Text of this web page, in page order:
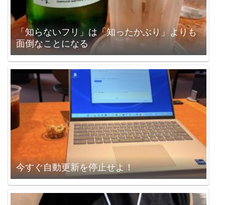
「知らないフリ」は「知ったかぶり」よりも
面倒なことになる
今すぐ自動更新を停止せよ！